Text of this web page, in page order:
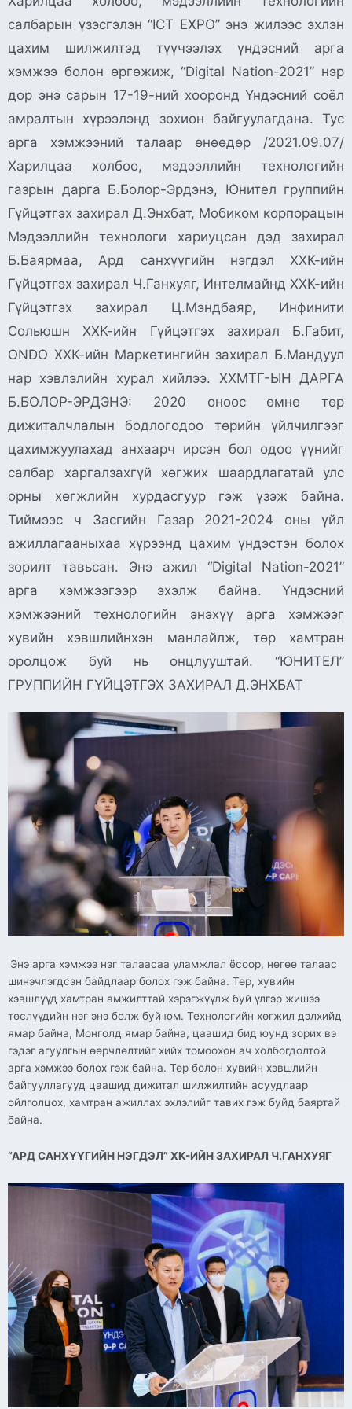
салбарын үзэсгэлэн “ICT EXPO” энэ жилээс эхлэн
цахим шилжилтэд түүчээлэх үндэсний арга
хэмжээ болон өргөжиж, “Digital Nation-2021” нэр
дор энэ сарын 17-19-ний хооронд Үндэсний соёл
амралтын хүрээлэнд зохион байгуулагдана. Тус
арга хэмжээний талаар өнөөдөр /2021.09.07/
Харилцаа холбоо, мэдээллийн технологийн
газрын дарга Б.Болор-Эрдэнэ, Юнител группийн
Гүйцэтгэх захирал Д.Энхбат, Мобиком корпорацын
Мэдээллийн технологи хариуцсан дэд захирал
Б.Баярмаа, Ард санхүүгийн нэгдэл ХХК-ийн
Гүйцэтгэх захирал Ч.Ганхуяг, Интелмайнд ХХК-ийн
Гүйцэтгэх захирал Ц.Мэндбаяр, Инфинити
Сольюшн ХХК-ийн Гүйцэтгэх захирал Б.Габит,
ONDO ХХК-ийн Маркетингийн захирал Б.Мандуул
нар хэвлэлийн хурал хийлээ. ХХМТГ-ЫН ДАРГА
Б.БОЛОР-ЭРДЭНЭ: 2020 оноос өмнө төр
дижиталчлалын бодлогодоо төрийн үйлчилгээг
цахимжуулахад анхаарч ирсэн бол одоо үүнийг
салбар харгалзахгүй хөгжих шаардлагатай улс
орны хөгжлийн хурдасгуур гэж үзэж байна.
Тиймээс ч Засгийн Газар 2021-2024 оны үйл
ажиллагааныхаа хүрээнд цахим үндэстэн болох
зорилт тавьсан. Энэ ажил “Digital Nation-2021”
арга хэмжээгээр эхэлж байна. Үндэсний
хэмжээний технологийн энэхүү арга хэмжээг
хувийн хэвшлийнхэн манлайлж, төр хамтран
оролцож буй нь онцлууштай. “ЮНИТЕЛ”
ГРУППИЙН ГҮЙЦЭТГЭХ ЗАХИРАЛ Д.ЭНХБАТ
Энэ арга хэмжээ нэг талаасаа уламжлал ёсоор, нөгөө талаас
шинэчлэгдсэн байдлаар болох гэж байна. Төр, хувийн
хэвшлүүд хамтран амжилттай хэрэгжүүлж буй үлгэр жишээ
төслүүдийн нэг энэ болж буй юм. Технологийн хөгжил дэлхийд
ямар байна, Монголд ямар байна, цаашид бид юунд зорих вэ
гэдэг агуулгын өөрчлөлтийг хийх томоохон ач холбогдолтой
арга хэмжээ болох гэж байна. Төр болон хувийн хэвшлийн
байгууллагууд цаашид дижитал шилжилтийн асуудлаар
ойлголцох, хамтран ажиллах эхлэлийг тавих гэж буйд баяртай
байна.
“АРД САНХҮҮГИЙН НЭГДЭЛ” ХК-ИЙН ЗАХИРАЛ Ч.ГАНХУЯГ